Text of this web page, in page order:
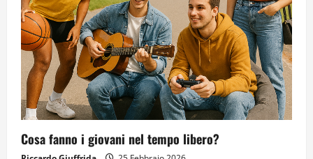
Cosa fanno i giovani nel tempo libero?